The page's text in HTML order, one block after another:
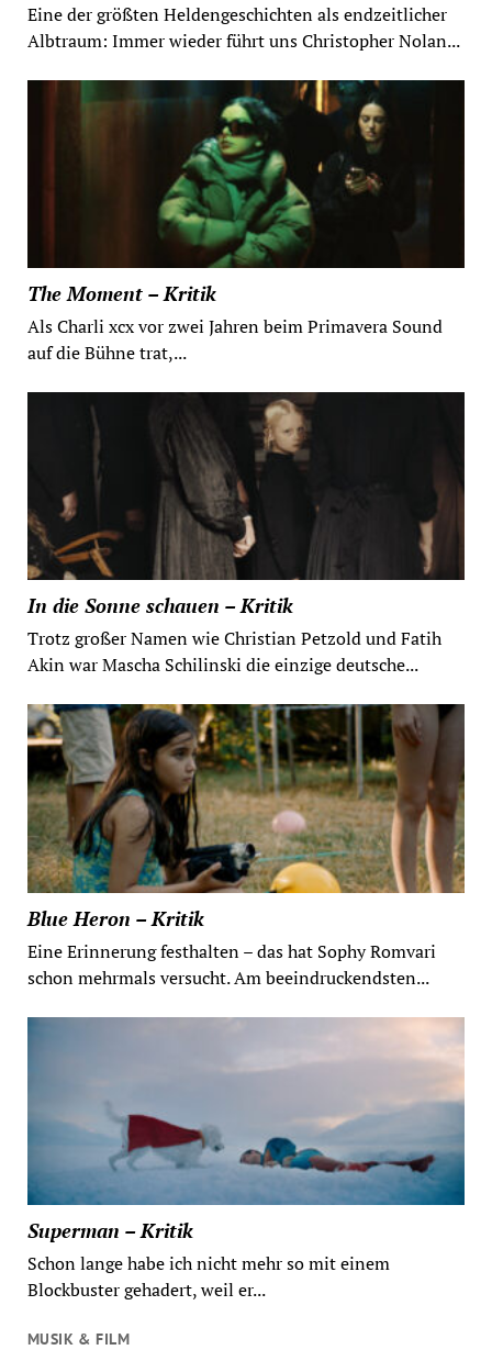
Eine der größten Heldengeschichten als endzeitlicher
Albtraum: Immer wieder führt uns Christopher Nolan...
The Moment – Kritik
Als Charli xcx vor zwei Jahren beim Primavera Sound
auf die Bühne trat,...
In die Sonne schauen – Kritik
Trotz großer Namen wie Christian Petzold und Fatih
Akin war Mascha Schilinski die einzige deutsche...
Blue Heron – Kritik
Eine Erinnerung festhalten – das hat Sophy Romvari
schon mehrmals versucht. Am beeindruckendsten...
Superman – Kritik
Schon lange habe ich nicht mehr so mit einem
Blockbuster gehadert, weil er...
MUSIK & FILM